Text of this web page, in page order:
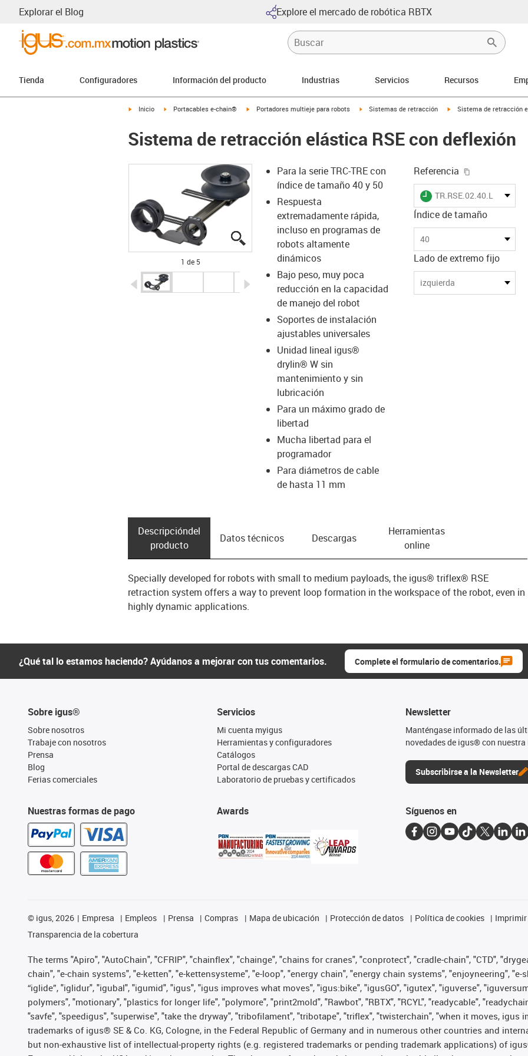
Explorar el Blog Explore el mercado de robótica RBTX
Tienda Configuradores Información del producto Industrias Servicios Recursos
igus-icon-arrow-right
Inicio igus-icon-arrow-right
Portacables e-chain® igus-icon-arrow-right
Portadores multieje para robots igus-icon-arrow-right
Sistemas de retracción igus-icon-arrow-right
Sistema de retracción
Sistema de retracción elástica RSE con deflexión
igus-icon-lupe
igus-icon-lupe
igus-icon-lupe
igus-icon-lupe
igus-icon-lupe
1 de 5
igus-icon-arrow-left igus-icon-arrow-right
Para la serie TRC-TRE con
índice de tamaño 40 y 50
Respuesta
extremadamente rápida,
incluso en programas de
robots altamente
dinámicos
Bajo peso, muy poca
reducción en la capacidad
de manejo del robot
Soportes de instalación
ajustables universales
Unidad lineal igus®
drylin® W sin
mantenimiento y sin
lubricación
Para un máximo grado de
libertad
Mucha libertad para el
programador
Para diámetros de cable
de hasta 11 mm
Referencia
igus-icon-lieferzeit
TR.RSE.02.40.L
Índice de tamaño
40
Lado de extremo fijo
izquierda
Descripción­del
producto
Datos técnicos Descargas
Herramientas
online
Specially developed for robots with small to medium payloads, the igus® triflex® RSE
retraction system offers a way to prevent loop formation in the workspace of the robot, even in
highly dynamic applications.
¿Qué tal lo estamos haciendo? Ayúdanos a mejorar con tus comentarios. Complete el formulario de comentarios.
Sobre igus®
Sobre nosotros
Trabaje con nosotros
Prensa
Blog
Ferias comerciales
Nuestras formas de pago
Servicios
Mi cuenta myigus
Herramientas y configuradores
Catálogos
Portal de descargas CAD
Laboratorio de pruebas y certificados
Awards
Newsletter
Manténgase informado de las
novedades de igus® con nuestra
Subscribirse a la Newsletter
Síguenos en
© igus, 2026 Empresa Empleos Prensa Compras Mapa de ubicación Protección de datos Política de cookies Imprimir
Transparencia de la cobertura
The terms "Apiro", "AutoChain", "CFRIP", "chainflex", "chainge", "chains for cranes", "conprotect", "cradle-chain", "CTD",
chain", "e-chain systems", "e-ketten", "e-kettensysteme", "e-loop", "energy chain", "energy chain systems", "enjoyneering", "e-
“iglide”, "iglidur", "igubal", "igumid", "igus", "igus improves what moves", "igus:bike", "igusGO", "igutex", "iguverse",
polymers", "motionary", "plastics for longer life", "polymore", "print2mold", "Rawbot", "RBTX", "RCYL", "readycable",
"savfe", "speedigus", "superwise", "take the dryway", "tribofilament", "tribotape", "triflex", "twisterchain", "when it moves,
trademarks of igus® SE & Co. KG, Cologne, in the Federal Republic of Germany and in numerous other countries and
but non-exhaustive list of intellectual-property rights (e.g. registered trademarks or pending trademark applications) of